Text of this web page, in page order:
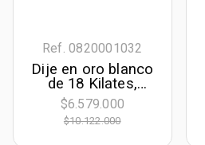
Ref. 0820001032
Dije en oro blanco
de 18 Kilates,
Onda, con
esmeralda central
de 0.90 Ct y
$6.579.000
$10.122.000